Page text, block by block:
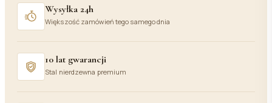
Wysyłka 24h
Większość zamówień tego samego dnia
10 lat gwarancji
Stal nierdzewna premium